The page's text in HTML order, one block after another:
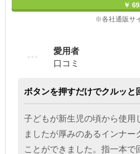
￥
※各社通販サ
愛用者
口コミ
ボタンを押すだけでクルッと
子どもが新生児の頃から使用
ましたが厚みのあるインナー
ことができました。指一本で